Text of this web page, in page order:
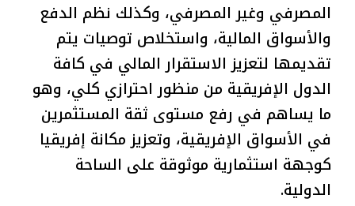
المصرفي وغير المصرفي، وكذلك نظم الدفع
والأسواق المالية، واستخلاص توصيات يتم
تقديمها لتعزيز الاستقرار المالي في كافة
الدول الإفريقية من منظور احترازي كلي، وهو
ما يساهم في رفع مستوى ثقة المستثمرين
في الأسواق الإفريقية، وتعزيز مكانة إفريقيا
كوجهة استثمارية موثوقة على الساحة
الدولية.